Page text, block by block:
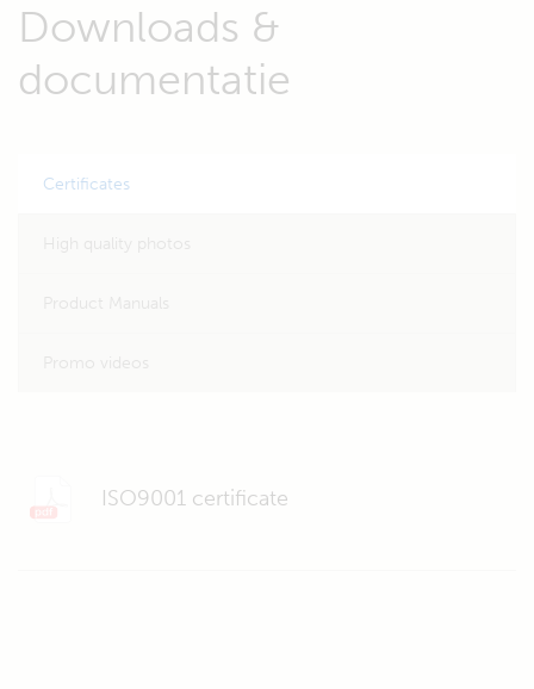
Downloads &
documentatie
Certificates
ISO9001 certificate